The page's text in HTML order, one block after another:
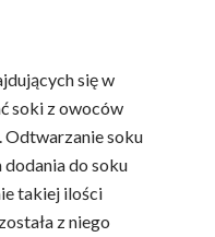
się w
soki z owoców
Odtwarzanie soku
do soku
takiej ilości
z niego